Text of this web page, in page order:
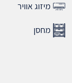
מיזוג אוויר
מחסן